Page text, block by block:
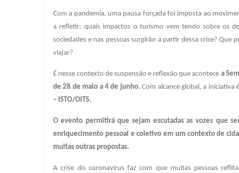
Com a pandemia, uma pausa forçada foi imposta ao
a refletir: quais impactos o turismo vem tendo sobre os
sociedades e nas pessoas surgirão a partir dessa crise?
viajar?
É nesse contexto de suspensão e reflexão que acontece a
de 28 de maio a 4 de junho. Com alcance global, a iniciativa
– ISTO/OITS.
O evento permitirá que sejam escutadas as vozes que
enriquecimento pessoal e coletivo em um contexto de
muitas outras propostas.
A crise do coronavírus faz com que muitas pessoas